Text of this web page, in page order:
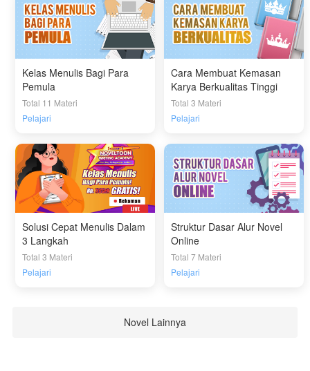
Kelas Menulis Bagi Para
Pemula
Total 11 Materi
Pelajari
Cara Membuat Kemasan
Karya Berkualitas Tinggi
Total 3 Materi
Pelajari
Solusi Cepat Menulis Dalam
3 Langkah
Total 3 Materi
Pelajari
Struktur Dasar Alur Novel
Online
Total 7 Materi
Pelajari
Novel Lainnya